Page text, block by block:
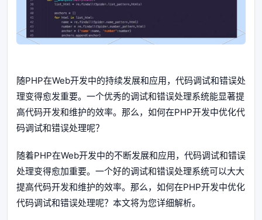
随PHP在Web开发中的持续发展和应用，代码调试和错误处
理变得愈发重要。一个优秀的调试和错误处理系统能显著提
高代码开发和维护的效率。那么，如何在PHP开发中优化代
码调试和错误处理呢？
随着PHP在Web开发中的不断发展和应用，代码调试和错误
处理变得愈加重要。一个好的调试和错误处理系统可以大大
提高代码开发和维护的效率。那么，如何在PHP开发中优化
代码调试和错误处理呢？本文将为您详细解析。